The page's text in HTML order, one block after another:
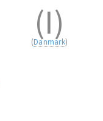
(I)
(Danmark)